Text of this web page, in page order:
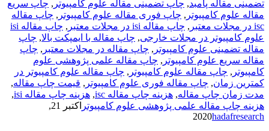
تضمینی مقاله پامبد, چاپ تضمینی مقاله علوم کامپیوتر , چاپ سریع
مقاله علوم کامپیوتر , چاپ فوری مقاله علوم کامپیوتر , چاپ مقاله
isc در مجلات معتبر
, چاپ مقاله isi در مجلات معتبر ,
چاپ مقاله isi
علوم کامپیوتر در مجلات خارجی, چاپ مقاله با ایمپکت بالا, چاپ
مقاله تضمینی علوم کامپیوتر , چاپ مقاله در مجلات معتبر , چاپ
مقاله سریع علوم کامپیوتر , چاپ مقاله علمی پژوهشی علوم
کامپیوتر , چاپ مقاله علوم کامپیوتر , چاپ مقاله علوم کامپیوتر در
کمترین زمان, چاپ مقاله فوری علوم کامپیوتر , قیمت چاپ مقاله,
مدت زمان چاپ مقاله, هزینه چاپ مقاله isc , هزینه چاپ مقاله isi
,
هزینه چاپ مقاله علمی پژوهشی علوم کامپیوتر
اکتبر 21,
2020hadafresearch